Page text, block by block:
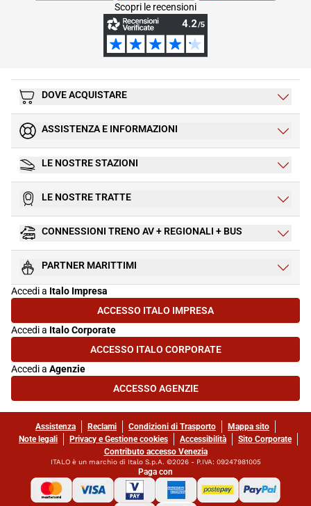
Scopri le recensioni
DOVE ACQUISTARE
ASSISTENZA E INFORMAZIONI
LE NOSTRE STAZIONI
LE NOSTRE TRATTE
CONNESSIONI TRENO AV + REGIONALI + BUS
PARTNER MARITTIMI
Accedi a Italo Impresa
ACCESSO ITALO IMPRESA(SI APRE IN UNA NUOVA SCHEDA)
Accedi a Italo Corporate
ACCESSO ITALO CORPORATE(SI APRE IN UNA NUOVA SCHEDA)
Accedi a Agenzie
ACCESSO AGENZIE(SI APRE IN UNA NUOVA SCHEDA)
Assistenza Reclami Condizioni di Trasporto
Mappa sito
Note legali
Privacy e Gestione cookies Accessibilità
Sito Corporate
Contributo accesso Venezia
ITALO è un marchio di Italo S.p.A. ©2026 - P.IVA: 09247981005
Paga con